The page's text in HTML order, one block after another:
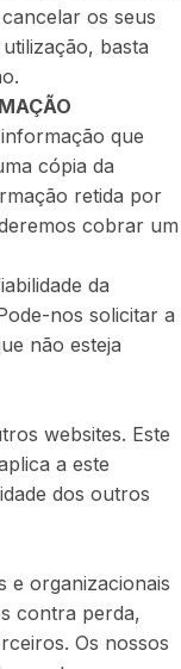
os seus
basta
que
cópia da
retida por
cobrar um
da
nos solicitar a
não esteja
websites. Este
a este
dos outros
e organizacionais
contra perda,
Os nossos